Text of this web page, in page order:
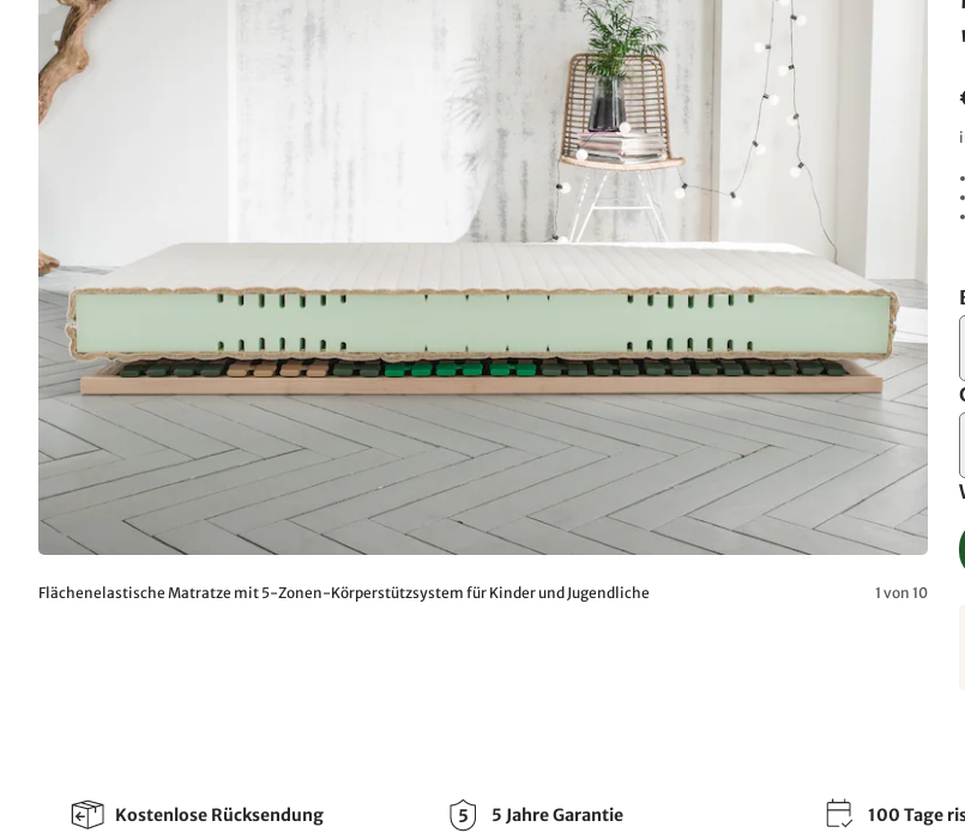
Flächenelastische Matratze mit 5-Zonen-Körperstützsystem für Kinder und Jugendliche 1 von 10
Kostenlose Rücksendung 5 Jahre Garantie 100 Tage